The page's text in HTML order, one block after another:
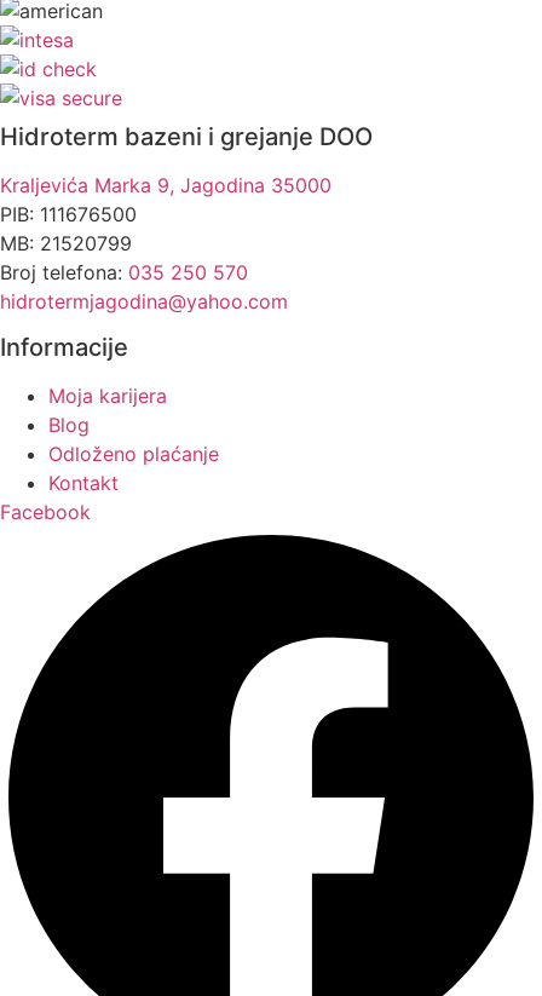
Hidroterm bazeni i grejanje DOO
Kraljevića Marka 9, Jagodina 35000
PIB: 111676500
MB: 21520799
Broj telefona: 035 250 570
hidrotermjagodina@yahoo.com
Informacije
Moja karijera
Blog
Odloženo plaćanje
Kontakt
Facebook